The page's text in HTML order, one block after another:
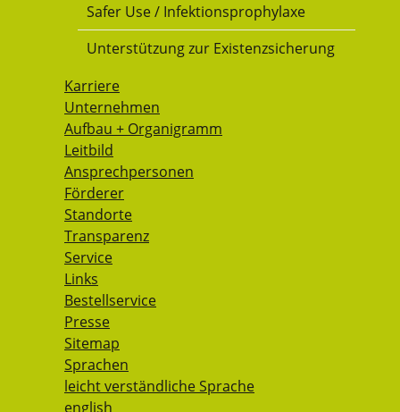
Safer Use / Infektionsprophylaxe
Unterstützung zur Existenzsicherung
Karriere
Unternehmen
Aufbau + Organigramm
Leitbild
Ansprechpersonen
Förderer
Standorte
Transparenz
Service
Links
Bestellservice
Presse
Sitemap
Sprachen
leicht verständliche Sprache
english